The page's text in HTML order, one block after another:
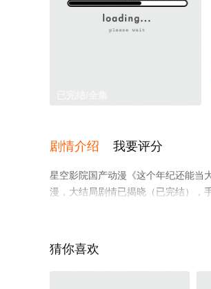
剧情介绍 我要评分
星空影院国产动漫《这个年纪还能当
漫，大结局剧情已揭晓（已完结），
猜你喜欢